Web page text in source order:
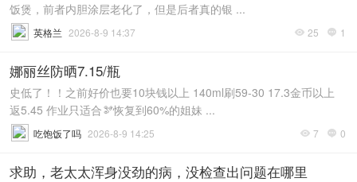
饭煲，前者内胆涂层老化了，但是后者真的银 ...
 25  1
英格兰 2026-8-9 14:37
娜丽丝防晒7.15/瓶
史低了！！之前好价也要10块钱以上 140ml刷59-30 17.3金币以上
返5.45 作业只适合🫘恢复到60%的姐妹 ...
 7  0
吃饱饭了吗 2026-8-9 14:25
求助，老太太浑身没劲的病，没检查出问题在哪里